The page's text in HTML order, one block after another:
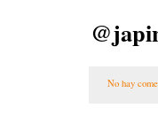
No hay